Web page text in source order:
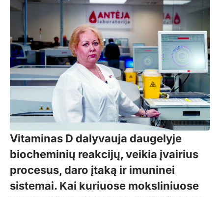
Vitaminas D dalyvauja daugelyje
biocheminių reakcijų, veikia įvairius
procesus, daro įtaką ir imuninei
sistemai. Kai kuriuose moksliniuose